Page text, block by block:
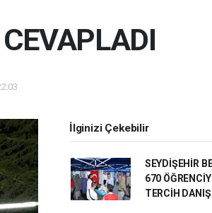
İlginizi Çekebilir
SEYDİŞEHİR
670
TERCİH